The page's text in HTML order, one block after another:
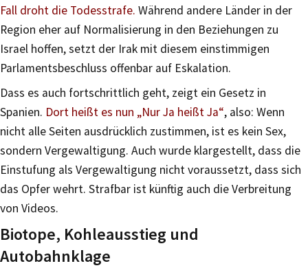
Fall droht die Todesstrafe. Während andere Länder in der
Region eher auf Normalisierung in den Beziehungen zu
Israel hoffen, setzt der Irak mit diesem einstimmigen
Parlamentsbeschluss offenbar auf Eskalation.
Dass es auch fortschrittlich geht, zeigt ein Gesetz in
Spanien. Dort heißt es nun „Nur Ja heißt Ja“, also: Wenn
nicht alle Seiten ausdrücklich zustimmen, ist es kein Sex,
sondern Vergewaltigung. Auch wurde klargestellt, dass die
Einstufung als Vergewaltigung nicht voraussetzt, dass sich
das Opfer wehrt. Strafbar ist künftig auch die Verbreitung
von Videos.
Biotope, Kohleausstieg und
Autobahnklage